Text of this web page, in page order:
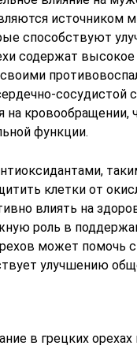
источником
способствуют
содержат
сосудистой
на
функции.
клетки от
влиять на
роль в
может помочь
улучшению
в грецких орехах